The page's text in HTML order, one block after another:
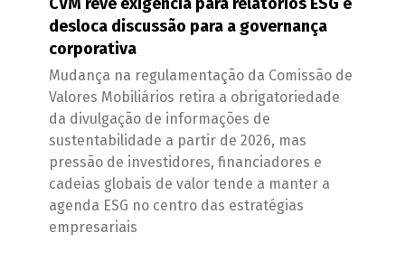
desloca discussão para a governança
corporativa
Mudança na regulamentação da Comissão de
Valores Mobiliários retira a obrigatoriedade
da divulgação de informações de
sustentabilidade a partir de 2026, mas
pressão de investidores, financiadores e
cadeias globais de valor tende a manter a
agenda ESG no centro das estratégias
empresariais